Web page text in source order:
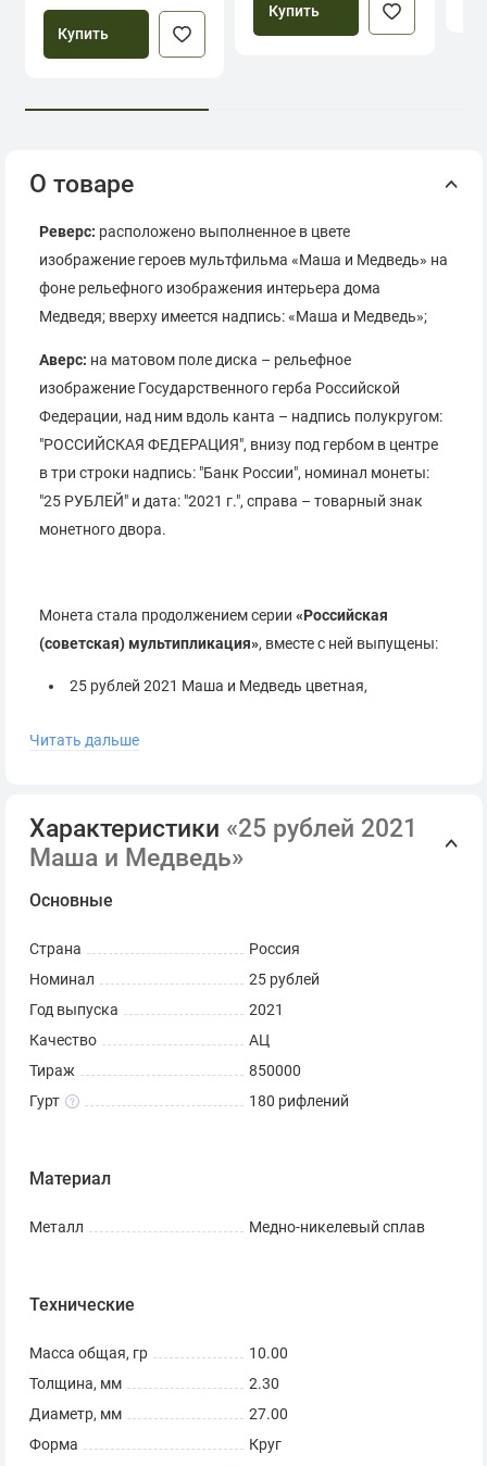
Купить
Купить
О товаре
Реверс: расположено выполненное в цвете
изображение героев мультфильма «Маша и Медведь» на
фоне рельефного изображения интерьера дома
Медведя; вверху имеется надпись: «Маша и Медведь»;
Аверс: на матовом поле диска – рельефное
изображение Государственного герба Российской
Федерации, над ним вдоль канта – надпись полукругом:
"РОССИЙСКАЯ ФЕДЕРАЦИЯ", внизу под гербом в центре
в три строки надпись: "Банк России", номинал монеты:
"25 РУБЛЕЙ" и дата: "2021 г.", справа – товарный знак
монетного двора.
Монета стала продолжением серии «Российская
(советская) мультипликация», вместе с ней выпущены:
25 рублей 2021 Маша и Медведь цветная,
Читать дальше
Характеристики «25 рублей 2021
Маша и Медведь»
Основные
Страна
Россия
Номинал
25 рублей
Год выпуска
2021
Качество
АЦ
Тираж
850000
Гурт
180 рифлений
Материал
Металл Медно-никелевый сплав
Технические
Масса общая, гр
10.00
Толщина, мм
2.30
Диаметр, мм
27.00
Форма
Круг